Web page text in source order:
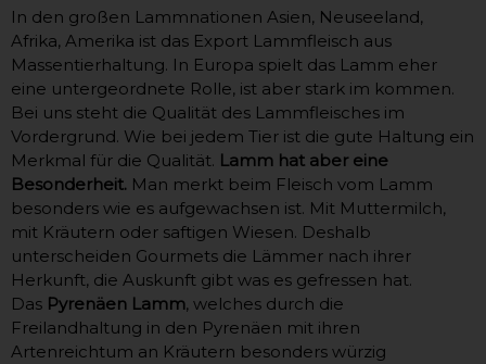
In den großen Lammnationen Asien, Neuseeland,
Afrika, Amerika ist das Export Lammfleisch aus
Massentierhaltung. In Europa spielt das Lamm eher
eine untergeordnete Rolle, ist aber stark im kommen.
Bei uns steht die Qualität des Lammfleisches im
Vordergrund. Wie bei jedem Tier ist die gute Haltung ein
Merkmal für die Qualität. Lamm hat aber eine
Besonderheit. Man merkt beim Fleisch vom Lamm
besonders wie es aufgewachsen ist. Mit Muttermilch,
mit Kräutern oder saftigen Wiesen. Deshalb
unterscheiden Gourmets die Lämmer nach ihrer
Herkunft, die Auskunft gibt was es gefressen hat.
Das Pyrenäen Lamm, welches durch die
Freilandhaltung in den Pyrenäen mit ihren
Artenreichtum an Kräutern besonders würzig